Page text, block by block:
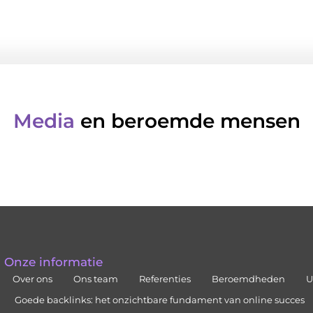
Media en beroemde mensen
Onze informatie
Over ons Ons team Referenties Beroemdheden
Goede backlinks: het onzichtbare fundament van online succes